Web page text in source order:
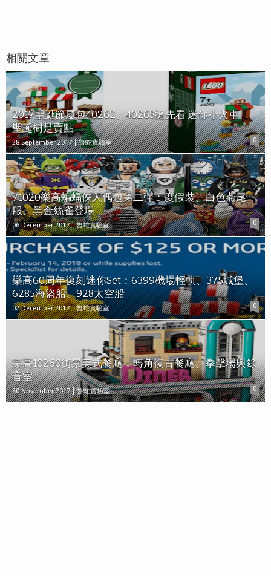
相關文章
2017聖誕節慶包40262、40263搶先看 迷你小火車、
聖誕樹是賣點
28 September 2017 魯蛇實驗室 0
71020樂高蝙蝠俠人偶包第二彈：度假裝、白色燕尾
服、黑金絲雀登場
06 December 2017 魯蛇實驗室 0
樂高60周年復刻迷你Set：6399機場輕軌、375城堡、
6285海盜船、928太空船
02 December 2017 魯蛇實驗室 0
樂高10260街景美式餐廳：轉角復古餐廳、拳擊場與錄
音室
30 November 2017 魯蛇實驗室 0